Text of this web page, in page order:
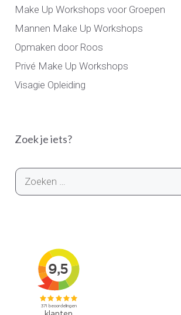
Make Up Workshops voor Groepen
Mannen Make Up Workshops
Opmaken door Roos
Privé Make Up Workshops
Visagie Opleiding
Zoek je iets?
Zoek
naar: